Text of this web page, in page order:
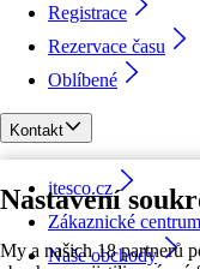
Nastavení
My a našich 18 partnerů
Registrace
Rezervace času
Oblíbené
Kontakt
itesco.cz
Zákaznické
Naše obchody